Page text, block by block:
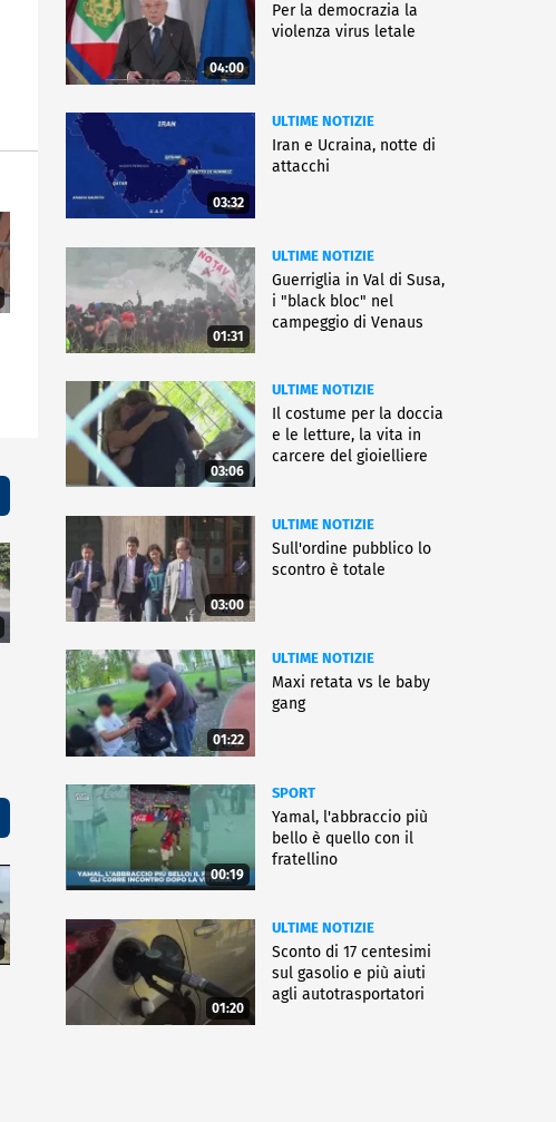
04:00
Per la democrazia la
violenza virus letale
03:32
ULTIME NOTIZIE
Iran e Ucraina, notte di
attacchi
01:31
ULTIME NOTIZIE
Guerriglia in Val di Susa,
i "black bloc" nel
campeggio di Venaus
03:06
ULTIME NOTIZIE
Il costume per la doccia
e le letture, la vita in
carcere del gioielliere
03:00
ULTIME NOTIZIE
Sull'ordine pubblico lo
scontro è totale
01:22
ULTIME NOTIZIE
Maxi retata vs le baby
gang
00:19
SPORT
Yamal, l'abbraccio più
bello è quello con il
fratellino
01:20
ULTIME NOTIZIE
Sconto di 17 centesimi
sul gasolio e più aiuti
agli autotrasportatori